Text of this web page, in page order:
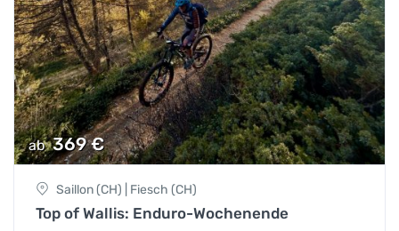
ab 369€
Saillon (CH) | Fiesch (CH)
Top of Wallis: Enduro-Wochenende